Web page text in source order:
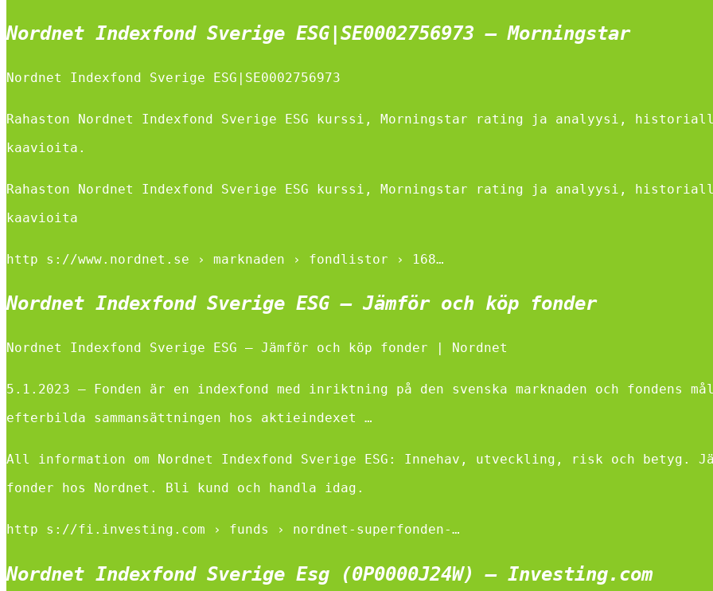
Nordnet Indexfond Sverige ESG|SE0002756973 – Morningstar
Nordnet Indexfond Sverige ESG|SE0002756973
Rahaston Nordnet Indexfond Sverige ESG kurssi, Morningstar rating ja analyysi,
kaavioita.
Rahaston Nordnet Indexfond Sverige ESG kurssi, Morningstar rating ja analyysi,
kaavioita
http s://www.nordnet.se › marknaden › fondlistor › 168…
Nordnet Indexfond Sverige ESG – Jämför och köp fonder
Nordnet Indexfond Sverige ESG – Jämför och köp fonder | Nordnet
5.1.2023 — Fonden är en indexfond med inriktning på den svenska marknaden och fondens
efterbilda sammansättningen hos aktieindexet …
All information om Nordnet Indexfond Sverige ESG: Innehav, utveckling, risk och betyg.
fonder hos Nordnet. Bli kund och handla idag.
http s://fi.investing.com › funds › nordnet-superfonden-…
Nordnet Indexfond Sverige Esg (0P0000J24W) – Investing.com